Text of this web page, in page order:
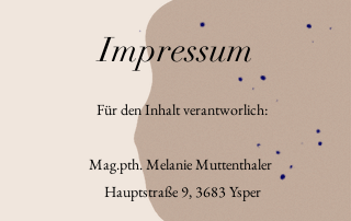
Impressum
Für den Inhalt verantworlich:
Mag.pth. Melanie Muttenthaler
Hauptstraße 9, 3683 Ysper